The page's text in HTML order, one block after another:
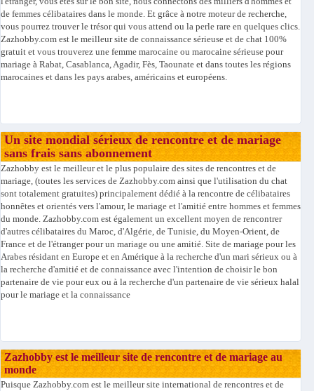
de femmes célibataires dans le monde. Et grâce à notre moteur de recherche,
vous pourrez trouver le trésor qui vous attend ou la perle rare en quelques clics.
Zazhobby.com est le meilleur site de connaissance sérieuse et de chat 100%
gratuit et vous trouverez une femme marocaine ou marocaine sérieuse pour
mariage à Rabat, Casablanca, Agadir, Fès, Taounate et dans toutes les régions
marocaines et dans les pays arabes, américains et européens.
Un site mondial sérieux de rencontre et de mariage
sans frais sans abonnement
Zazhobby est le meilleur et le plus populaire des sites de rencontres et de
mariage, (toutes les services de Zazhobby.com ainsi que l'utilisation du chat
sont totalement gratuites) principalement dédié à la rencontre de célibataires
honnêtes et orientés vers l'amour, le mariage et l'amitié entre hommes et femmes
du monde. Zazhobby.com est également un excellent moyen de rencontrer
d'autres célibataires du Maroc, d'Algérie, de Tunisie, du Moyen-Orient, de
France et de l'étranger pour un mariage ou une amitié. Site de mariage pour les
Arabes résidant en Europe et en Amérique à la recherche d'un mari sérieux ou à
la recherche d'amitié et de connaissance avec l'intention de choisir le bon
partenaire de vie pour eux ou à la recherche d'un partenaire de vie sérieux halal
pour le mariage et la connaissance
Zazhobby est le meilleur site de rencontre et de mariage au
monde
Puisque Zazhobby.com est le meilleur site international de rencontres et de